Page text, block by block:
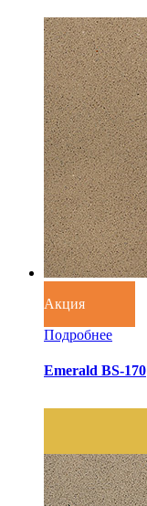
Акция
Подробнее
Emerald BS-170